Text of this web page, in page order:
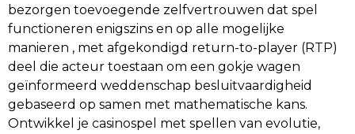
bezorgen toevoegende zelfvertrouwen dat spel
functioneren enigszins en op alle mogelijke
manieren , met afgekondigd return-to-player (RTP)
deel die acteur toestaan ​​om een gokje wagen
geïnformeerd weddenschap besluitvaardigheid
gebaseerd op samen met mathematische kans.
Ontwikkel je casinospel met spellen van evolutie,